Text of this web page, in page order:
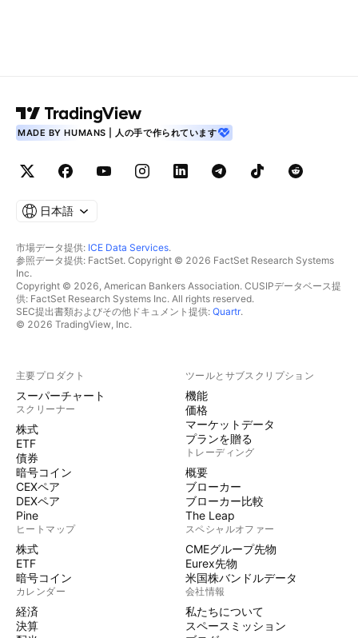
MADE BY HUMANS | 人の手で作られています
日本語
市場データ提供: ICE Data Services.
参照データ提供: FactSet. Copyright © 2026 FactSet Research Systems
Inc.
Copyright © 2026, American Bankers Association. CUSIPデータベース提
供: FactSet Research Systems Inc. All rights reserved.
SEC提出書類およびその他ドキュメント提供: Quartr.
© 2026 TradingView, Inc.
主要プロダクト
スーパーチャート
スクリーナー
株式
ETF
債券
暗号コイン
CEXペア
DEXペア
Pine
ヒートマップ
株式
ETF
暗号コイン
カレンダー
経済
決算
ツールとサブスクリプション
機能
価格
マーケットデータ
プランを贈る
トレーディング
概要
ブローカー
ブローカー比較
The Leap
スペシャルオファー
CMEグループ先物
Eurex先物
米国株バンドルデータ
会社情報
私たちについて
スペースミッション